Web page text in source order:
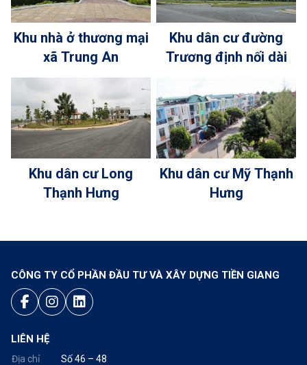
Khu nhà ở thương mại
xã Trung An
Khu dân cư đường
Trương định nối dài
Khu dân cư Long
Thạnh Hưng
Khu dân cư Mỹ Thạnh
Hưng
CÔNG TY CỔ PHẦN ĐẦU TƯ VÀ XÂY DỰNG TIỀN GIANG
LIÊN HỆ
Địa chỉ
Số 46 – 48